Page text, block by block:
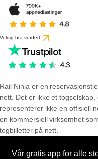
Veldig bra vurdert
Rail Ninja er en
nett. Det er ikke et
representerer ikke en offisiell
en kommersiell virksomhet
togbilletter på nett.
Vår gratis app for alle